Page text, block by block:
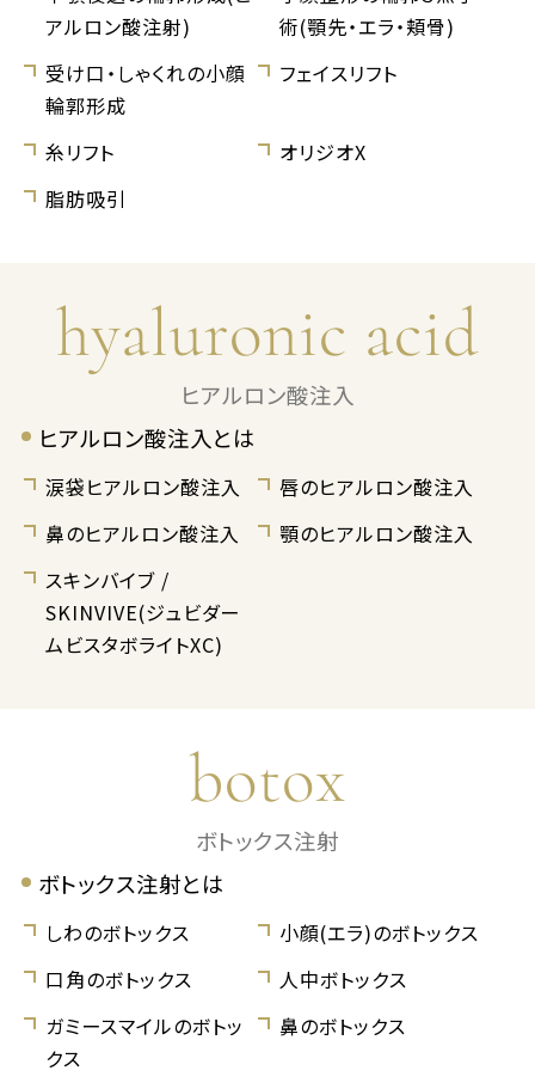
アルロン酸注射)
術(顎先・エラ・頬骨)
受け口・しゃくれの小顔
輪郭形成
フェイスリフト
糸リフト
オリジオX
脂肪吸引
hyaluronic acid
ヒアルロン酸注入
ヒアルロン酸注入とは
涙袋ヒアルロン酸注入
唇のヒアルロン酸注入
鼻のヒアルロン酸注入
顎のヒアルロン酸注入
スキンバイブ /
SKINVIVE(ジュビダー
ムビスタボライトXC)
botox
ボトックス注射
ボトックス注射とは
しわのボトックス
小顔(エラ)のボトックス
口角のボトックス
人中ボトックス
ガミースマイルのボトッ
クス
鼻のボトックス